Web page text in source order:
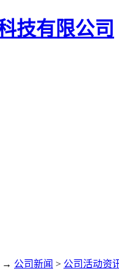
→ 公司新闻 > 公司活动资